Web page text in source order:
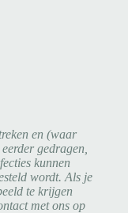
en (waar
gedragen,
kunnen
wordt. Als je
te krijgen
met ons op